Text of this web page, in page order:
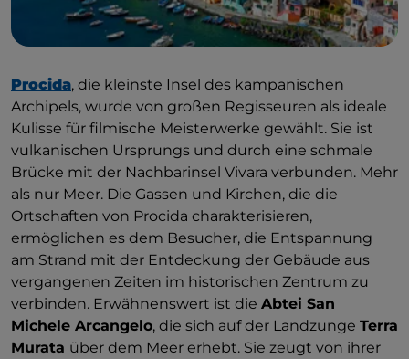
Procida, die kleinste Insel des kampanischen
Archipels, wurde von großen Regisseuren als ideale
Kulisse für filmische Meisterwerke gewählt. Sie ist
vulkanischen Ursprungs und durch eine schmale
Brücke mit der Nachbarinsel Vivara verbunden. Mehr
als nur Meer. Die Gassen und Kirchen, die die
Ortschaften von Procida charakterisieren,
ermöglichen es dem Besucher, die Entspannung
am Strand mit der Entdeckung der Gebäude aus
vergangenen Zeiten im historischen Zentrum zu
verbinden. Erwähnenswert ist die Abtei San
Michele Arcangelo, die sich auf der Landzunge Terra
Murata über dem Meer erhebt. Sie zeugt von ihrer